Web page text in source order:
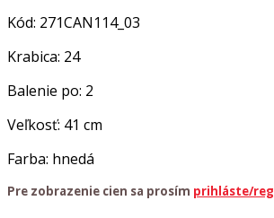
Kód: 271CAN114_03
Krabica: 24
Balenie po: 2
Veľkosť: 41 cm
Farba: hnedá
Pre zobrazenie cien sa prosím prihláste/